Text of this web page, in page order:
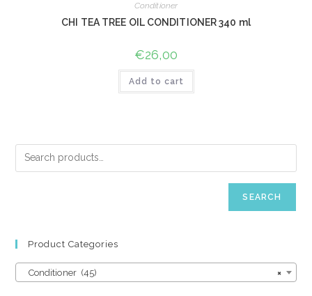
Conditioner
CHI TEA TREE OIL CONDITIONER 340 ml
€26,00
Add to cart
SEARCH
Product Categories
×
Conditioner (45)